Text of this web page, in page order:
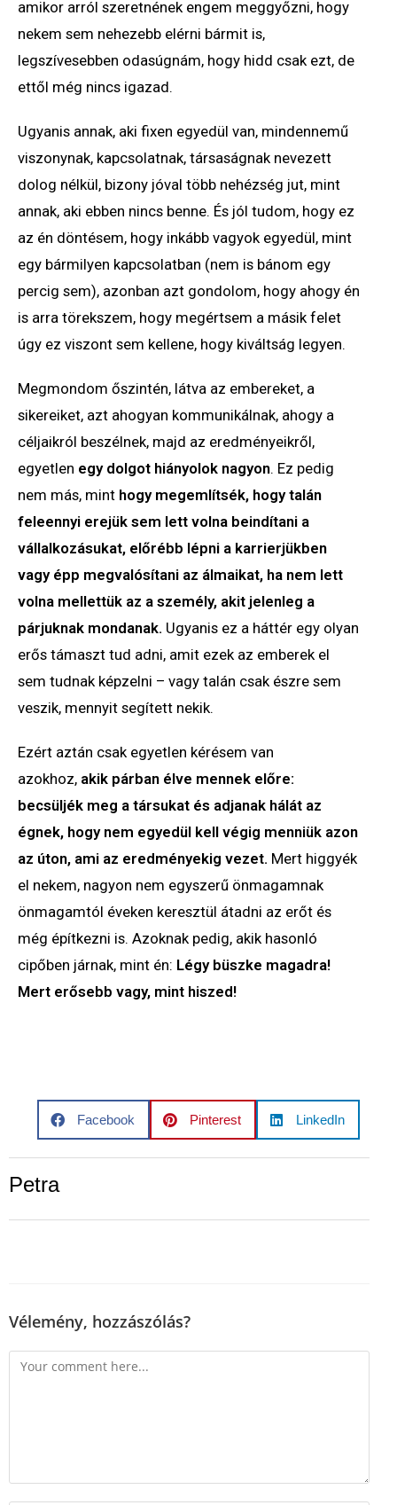
amikor arról szeretnének engem meggyőzni, hogy
nekem sem nehezebb elérni bármit is,
legszívesebben odasúgnám, hogy hidd csak ezt, de
ettől még nincs igazad.
Ugyanis annak, aki fixen egyedül van, mindennemű
viszonynak, kapcsolatnak, társaságnak nevezett
dolog nélkül, bizony jóval több nehézség jut, mint
annak, aki ebben nincs benne. És jól tudom, hogy ez
az én döntésem, hogy inkább vagyok egyedül, mint
egy bármilyen kapcsolatban (nem is bánom egy
percig sem), azonban azt gondolom, hogy ahogy én
is arra törekszem, hogy megértsem a másik felet
úgy ez viszont sem kellene, hogy kiváltság legyen.
Megmondom őszintén, látva az embereket, a
sikereiket, azt ahogyan kommunikálnak, ahogy a
céljaikról beszélnek, majd az eredményeikről,
egyetlen egy dolgot hiányolok nagyon. Ez pedig
nem más, mint hogy megemlítsék, hogy talán
feleennyi erejük sem lett volna beindítani a
vállalkozásukat, előrébb lépni a karrierjükben
vagy épp megvalósítani az álmaikat, ha nem lett
volna mellettük az a személy, akit jelenleg a
párjuknak mondanak. Ugyanis ez a háttér egy olyan
erős támaszt tud adni, amit ezek az emberek el
sem tudnak képzelni – vagy talán csak észre sem
veszik, mennyit segített nekik.
Ezért aztán csak egyetlen kérésem van
azokhoz, akik párban élve mennek előre:
becsüljék meg a társukat és adjanak hálát az
égnek, hogy nem egyedül kell végig menniük azon
az úton, ami az eredményekig vezet. Mert higgyék
el nekem, nagyon nem egyszerű önmagamnak
önmagamtól éveken keresztül átadni az erőt és
még építkezni is. Azoknak pedig, akik hasonló
cipőben járnak, mint én: Légy büszke magadra!
Mert erősebb vagy, mint hiszed!
Facebook Pinterest LinkedIn
Petra
Vélemény, hozzászólás?